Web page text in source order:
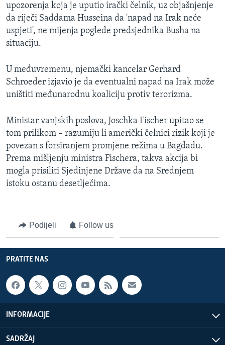
Jezici
upozorenja koja je uputio irački čelnik, uz objašnjenje
da riječi Saddama Husseina da 'napad na Irak neće
uspjeti', ne mijenja poglede predsjednika Busha na
situaciju.
U međuvremenu, njemački kancelar Gerhard
Schroeder izjavio je da eventualni napad na Irak može
uništiti međunarodnu koaliciju protiv terorizma.
Ministar vanjskih poslova, Joschka Fischer upitao se
tom prilikom – razumiju li američki čelnici rizik koji je
povezan s forsiranjem promjene režima u Bagdadu.
Prema mišljenju ministra Fischera, takva akcija bi
mogla prisiliti Sjedinjene Države da na Srednjem
istoku ostanu desetljećima.
Podijeli Follow us
PRATITE NAS
INFORMACIJE
SADRŽAJ